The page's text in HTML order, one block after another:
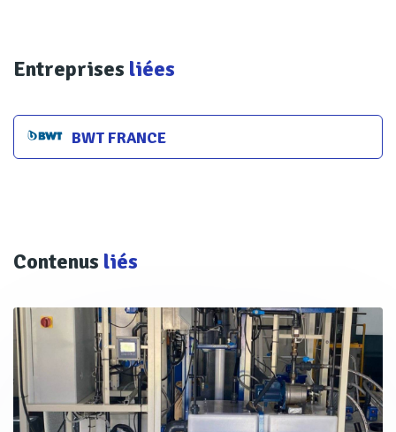
Entreprises liées
BWT FRANCE
Contenus liés